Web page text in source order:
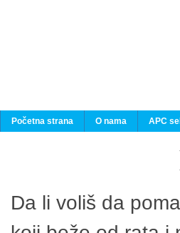
Početna strana O nama APC
Da li voliš da